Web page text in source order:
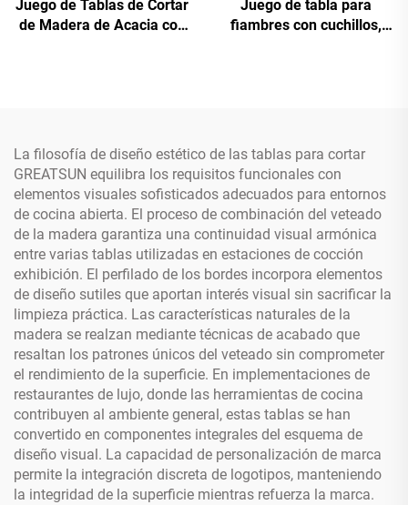
Juego de Tablas de Cortar
de Madera de Acacia con
Juego de tabla para
fiambres con cuchillos,
La filosofía de diseño estético de las tablas para cortar
GREATSUN equilibra los requisitos funcionales con
elementos visuales sofisticados adecuados para entornos
de cocina abierta. El proceso de combinación del veteado
de la madera garantiza una continuidad visual armónica
entre varias tablas utilizadas en estaciones de cocción
exhibición. El perfilado de los bordes incorpora elementos
de diseño sutiles que aportan interés visual sin sacrificar la
limpieza práctica. Las características naturales de la
madera se realzan mediante técnicas de acabado que
resaltan los patrones únicos del veteado sin comprometer
el rendimiento de la superficie. En implementaciones de
restaurantes de lujo, donde las herramientas de cocina
contribuyen al ambiente general, estas tablas se han
convertido en componentes integrales del esquema de
diseño visual. La capacidad de personalización de marca
permite la integración discreta de logotipos, manteniendo
la integridad de la superficie mientras refuerza la marca.